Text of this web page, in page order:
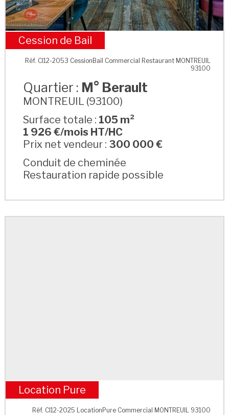
M° Berault
Cession de Bail
Réf. CI12-2053 CessionBail Commercial Restaurant MONTREUIL
93100
Quartier : M° Berault
MONTREUIL (93100)
Surface totale : 105 m²
1 926 €/mois HT/HC
Prix net vendeur : 300 000 €
Conduit de cheminée
Restauration rapide possible
M° Robespierre
Location Pure
Réf. CI12-2025 LocationPure Commercial MONTREUIL 93100